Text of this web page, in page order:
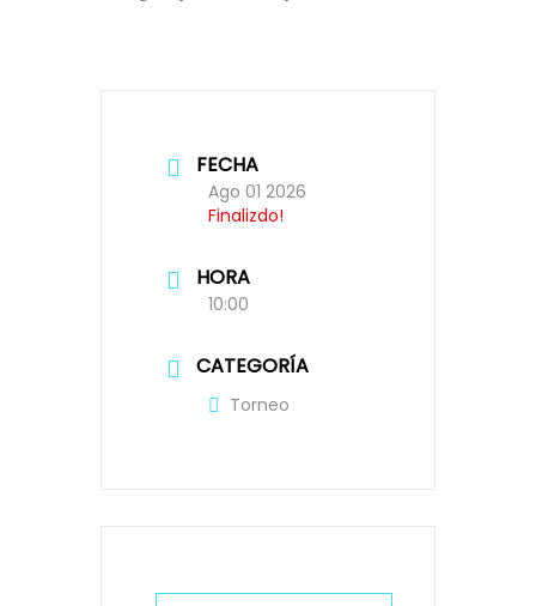
FECHA
Ago 01 2026
Finalizdo!
HORA
10:00
CATEGORÍA
Torneo